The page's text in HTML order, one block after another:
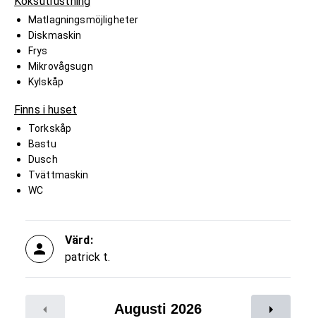
Matlagningsmöjligheter
Diskmaskin
Frys
Mikrovågsugn
Kylskåp
Finns i huset
Torkskåp
Bastu
Dusch
Tvättmaskin
WC
Värd:
patrick t.
Augusti 2026